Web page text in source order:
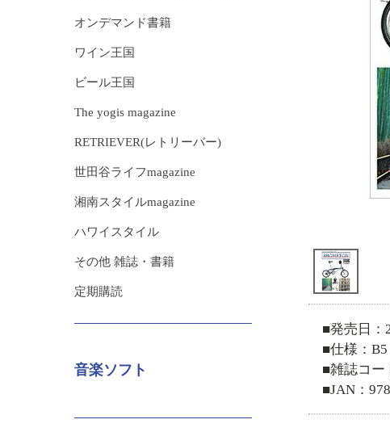
オンデマンド書籍
ワイン王国
ビール王国
The yogis magazine
RETRIEVER(レトリーバー)
世田谷ライフmagazine
湘南スタイルmagazine
ハワイスタイル
その他 雑誌・書籍
定期購読
音楽ソフト
■発売日：
■仕様：
■雑誌コー
■JAN：